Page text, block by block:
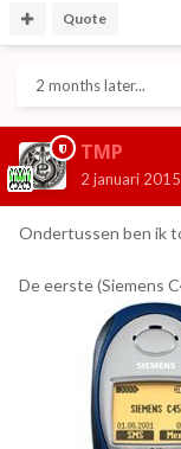
Quote
2 months later...
TMP
2 januari 2015
Ondertussen ben ik
De eerste (Siemens